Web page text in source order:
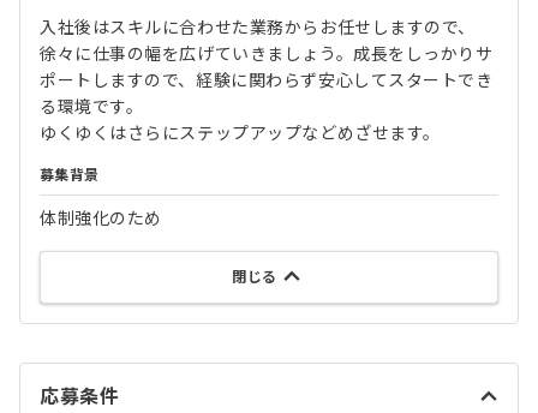
入社後はスキルに合わせた業務からお任せしますので、
徐々に仕事の幅を広げていきましょう。成長をしっかりサ
ポートしますので、経験に関わらず安心してスタートでき
る環境です。
ゆくゆくはさらにステップアップなどめざせます。
募集背景
体制強化のため
閉じる
応募条件